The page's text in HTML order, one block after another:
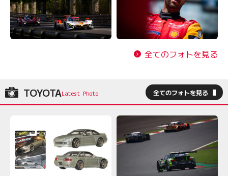
全てのフォトを見る
TOYOTA 全てのフォトを見る